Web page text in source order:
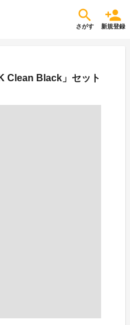
さがす 新規登録
Clean Black」セット